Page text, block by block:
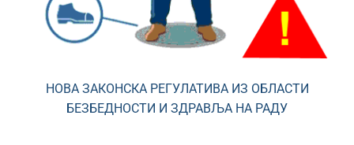
НОВА ЗАКОНСКА РЕГУЛАТИВА ИЗ ОБЛАСТИ
БЕЗБЕДНOСТИ И ЗДРАВЉА НА РАДУ